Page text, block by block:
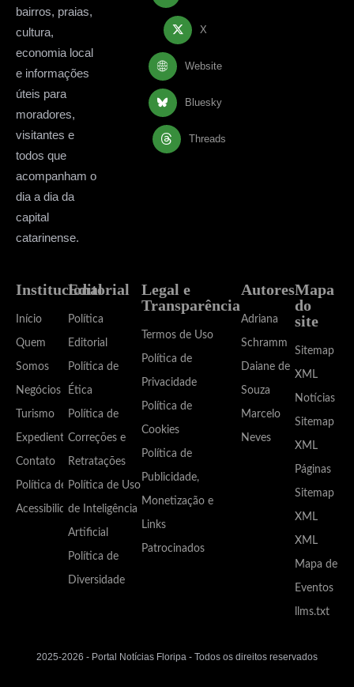
bairros, praias,
cultura,
economia local
e informações
úteis para
moradores,
visitantes e
todos que
acompanham o
dia a dia da
capital
catarinense.
X
Website
Bluesky
Threads
Institucional
Início
Quem
Somos
Negócios
Turismo
Expediente
Contato
Política de
Acessibilidade
Editorial
Política
Editorial
Política de
Ética
Política de
Correções e
Retratações
Política de Uso
de Inteligência
Artificial
Política de
Diversidade
Legal e
Transparência
Termos de Uso
Política de
Privacidade
Política de
Cookies
Política de
Publicidade,
Monetização e
Links
Patrocinados
Autores
Adriana
Schramm
Daiane de
Souza
Marcelo
Neves
Mapa
do
site
Sitemap
XML
Notícias
Sitemap
XML
Páginas
Sitemap
XML
XML
Mapa de
Eventos
llms.txt
2025-2026 - Portal Notícias Floripa - Todos os direitos reservados